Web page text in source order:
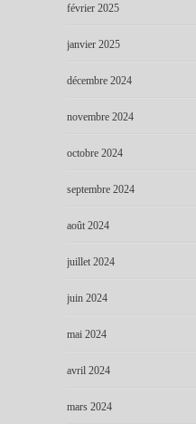
février 2025
janvier 2025
décembre 2024
novembre 2024
octobre 2024
septembre 2024
août 2024
juillet 2024
juin 2024
mai 2024
avril 2024
mars 2024